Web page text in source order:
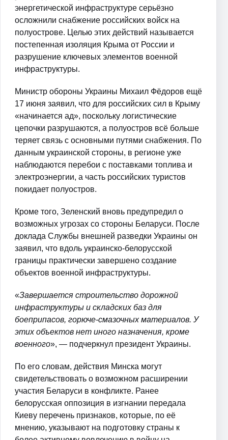
энергетической инфраструктуре серьёзно
осложнили снабжение российских войск на
полуострове. Целью этих действий называется
постепенная изоляция Крыма от России и
разрушение ключевых элементов военной
инфраструктуры.
Министр обороны Украины Михаил Фёдоров ещё
17 июня заявил, что для российских сил в Крыму
«начинается ад», поскольку логистические
цепочки разрушаются, а полуостров всё больше
теряет связь с основными путями снабжения. По
данным украинской стороны, в регионе уже
наблюдаются перебои с поставками топлива и
электроэнергии, а часть российских туристов
покидает полуостров.
Кроме того, Зеленский вновь предупредил о
возможных угрозах со стороны Беларуси. После
доклада Службы внешней разведки Украины он
заявил, что вдоль украинско-белорусской
границы практически завершено создание
объектов военной инфраструктуры.
«Завершается строительство дорожной
инфраструктуры и складских баз для
боеприпасов, горюче-смазочных материалов. У
этих объектов нет иного назначения, кроме
военного», — подчеркнул президент Украины.
По его словам, действия Минска могут
свидетельствовать о возможном расширении
участия Беларуси в конфликте. Ранее
белорусская оппозиция в изгнании передала
Киеву перечень признаков, которые, по её
мнению, указывают на подготовку страны к